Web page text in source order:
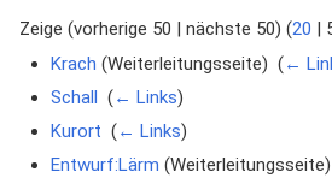
Zeige (vorherige 50 nächste 50) (20
Krach (Weiterleitungsseite) ‎ (←
Schall (← Links)
Kurort (← Links)
Entwurf:Lärm (Weiterleitungsseite) ‎